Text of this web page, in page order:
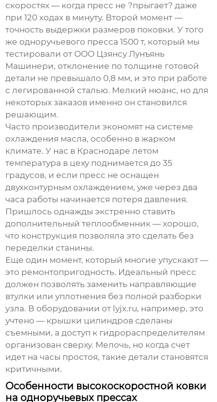
скоростях — когда пресс не ?прыгает? даже
при 120 ходах в минуту. Второй момент —
точность выдержки размеров поковки. У того
же одноручьевого пресса 1500 т, который мы
тестировали от ООО Цзянсу Лунъянь
Машинери, отклонение по толщине готовой
детали не превышало 0,8 мм, и это при работе
с легированной сталью. Мелкий нюанс, но для
некоторых заказов именно он становился
решающим.
Часто производители экономят на системе
охлаждения масла, особенно в жарком
климате. У нас в Краснодаре летом
температура в цеху поднимается до 35
градусов, и если пресс не оснащен
двухконтурным охлаждением, уже через два
часа работы начинается потеря давления.
Пришлось однажды экстренно ставить
дополнительный теплообменник — хорошо,
что конструкция позволяла это сделать без
переделки станины.
Еще один момент, который многие упускают —
это ремонтопригодность. Идеальный пресс
должен позволять заменить направляющие
втулки или уплотнения без полной разборки
узла. В оборудовании от lyjx.ru, например, это
учтено — крышки цилиндров сделаны
съемными, а доступ к гидрораспределителям
организован сверху. Мелочь, но когда счет
идет на часы простоя, такие детали становятся
критичными.
Особенности высокоскоростной ковки
на одноручьевых прессах